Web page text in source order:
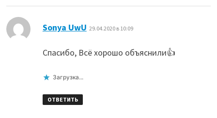
Sonya UwU 29.04.2020 в 10:09
Спасибо, Всё хорошо объяснили👍
Загрузка...
ОТВЕТИТЬ